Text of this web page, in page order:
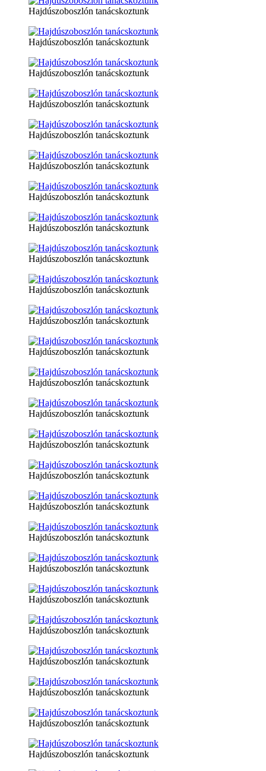
Hajdúszoboszlón tanácskoztunk
Hajdúszoboszlón tanácskoztunk
Hajdúszoboszlón tanácskoztunk
Hajdúszoboszlón tanácskoztunk
Hajdúszoboszlón tanácskoztunk
Hajdúszoboszlón tanácskoztunk
Hajdúszoboszlón tanácskoztunk
Hajdúszoboszlón tanácskoztunk
Hajdúszoboszlón tanácskoztunk
Hajdúszoboszlón tanácskoztunk
Hajdúszoboszlón tanácskoztunk
Hajdúszoboszlón tanácskoztunk
Hajdúszoboszlón tanácskoztunk
Hajdúszoboszlón tanácskoztunk
Hajdúszoboszlón tanácskoztunk
Hajdúszoboszlón tanácskoztunk
Hajdúszoboszlón tanácskoztunk
Hajdúszoboszlón tanácskoztunk
Hajdúszoboszlón tanácskoztunk
Hajdúszoboszlón tanácskoztunk
Hajdúszoboszlón tanácskoztunk
Hajdúszoboszlón tanácskoztunk
Hajdúszoboszlón tanácskoztunk
Hajdúszoboszlón tanácskoztunk
Hajdúszoboszlón tanácskoztunk